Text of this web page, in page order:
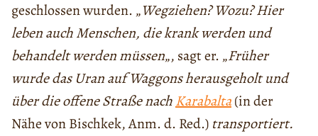
geschlossen wurden. „Wegziehen? Wozu? Hier
leben auch Menschen, die krank werden und
behandelt werden müssen„, sagt er. „Früher
wurde das Uran auf Waggons herausgeholt und
über die offene Straße nachKarabalta(in der
Nähe von Bischkek, Anm. d. Red.) transportiert.